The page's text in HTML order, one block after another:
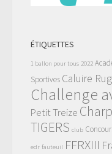
ÉTIQUETTES
1 ballon pour tous 2022
Sportives Caluire
Challenge
Petit Treize
TIGERS club
edr fauteuil FFRXIII